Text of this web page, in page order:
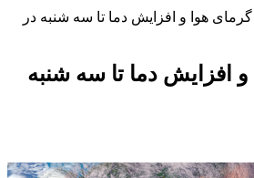
گرمای هوا و افزایش دما تا سه شنبه در
و افزایش دما تا سه شنبه